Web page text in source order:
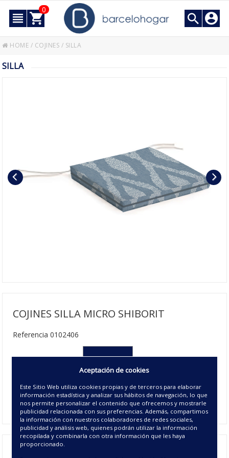
0
HOME / COJINES / SILLA
SILLA
COJINES SILLA MICRO SHIBORIT
Referencia 0102406
00 - UNICO
Disponible
Aceptación de cookies
Este Sitio Web utiliza cookies propias y de terceros para elaborar
información estadística y analizar sus hábitos de navegación, lo que
nos permite personalizar el contenido que ofrecemos y mostrarle
publicidad relacionada con sus preferencias. Además, compartimos
la información con nuestros colaboradores de redes sociales,
publicidad y análisis web, quienes podrán utilizar la información
recopilada y combinarla con otra información que les haya
proporcionado.